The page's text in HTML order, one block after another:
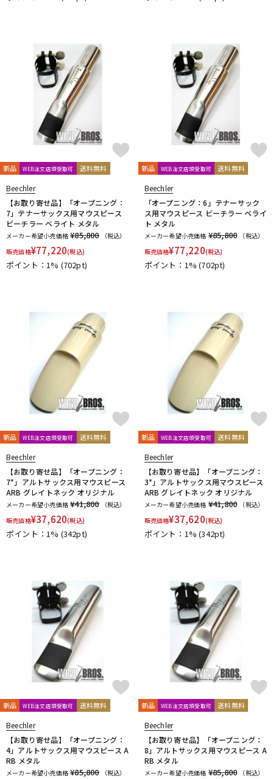
新品 WEB注文店頭受取可 送料無料
Beechler
【お取り寄せ品】「オープニング：
7」テナーサックス用マウスピース
ビーチラー ベライト メタル
メーカー希望小売価格 ¥85,800
（税込）
販売価格¥77,220(税込)
ポイント：1% (702pt)
新品 WEB注文店頭受取可 送料無料
Beechler
「オープニング：6」テナーサック
ス用マウスピース ビーチラー ベライ
ト メタル
メーカー希望小売価格 ¥85,800
（税込）
販売価格¥77,220(税込)
ポイント：1%(702pt)
新品 WEB注文店頭受取可 送料無料
Beechler
【お取り寄せ品】「オープニング：
7*」アルトサックス用マウスピース
ARB グレイトネック オリジナル
メーカー希望小売価格 ¥41,800
（税込）
販売価格¥37,620(税込)
ポイント：1% (342pt)
新品 WEB注文店頭受取可 送料無料
Beechler
【お取り寄せ品】「オープニング：
3*」アルトサックス用マウスピース
ARB グレイトネック オリジナル
メーカー希望小売価格 ¥41,800
（税込）
販売価格¥37,620(税込)
ポイント：1%(342pt)
新品 WEB注文店頭受取可 送料無料
Beechler
【お取り寄せ品】「オープニング：
4」アルトサックス用マウスピース A
RB メタル
メーカー希望小売価格 ¥85,800
（税込）
新品 WEB注文店頭受取可 送料無料
Beechler
【お取り寄せ品】「オープニング：
8」アルトサックス用マウスピース A
RB メタル
メーカー希望小売価格 ¥85,800
（税込）